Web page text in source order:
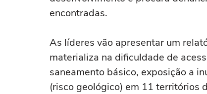
encontradas.
As líderes vão apresentar um
materializa na dificuldade de
saneamento básico, exposição a
(risco geológico) em 11 territórios